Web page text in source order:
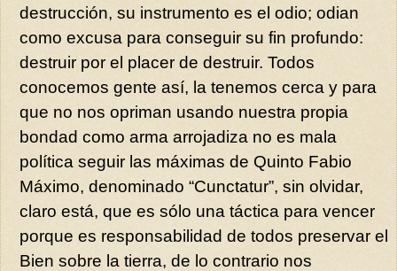
destrucción, su instrumento es el odio; odian
como excusa para conseguir su fin profundo:
destruir por el placer de destruir. Todos
conocemos gente así, la tenemos cerca y para
que no nos opriman usando nuestra propia
bondad como arma arrojadiza no es mala
política seguir las máximas de Quinto Fabio
Máximo, denominado “Cunctatur”, sin olvidar,
claro está, que es sólo una táctica para vencer
porque es responsabilidad de todos preservar el
Bien sobre la tierra, de lo contrario nos